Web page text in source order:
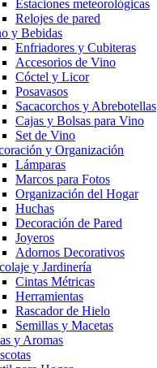
Estaciones meteorológicas
Relojes de pared
y Bebidas
Enfriadores y Cubiteras
Accesorios de Vino
Cóctel y Licor
Posavasos
Sacacorchos y Abrebotellas
Cajas y Bolsas para Vino
Set de Vino
y Organización
Lámparas
Marcos para Fotos
Organización del Hogar
Huchas
Decoración de Pared
Joyeros
Adornos Decorativos
y Jardinería
Cintas Métricas
Herramientas
Rascador de Hielo
Semillas y Macetas
y Aromas